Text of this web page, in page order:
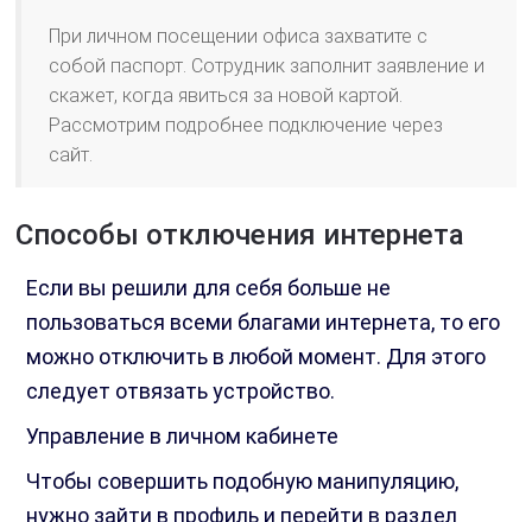
При личном посещении офиса захватите с
собой паспорт. Сотрудник заполнит заявление и
скажет, когда явиться за новой картой.
Рассмотрим подробнее подключение через
сайт.
Способы отключения интернета
Если вы решили для себя больше не
пользоваться всеми благами интернета, то его
можно отключить в любой момент. Для этого
следует отвязать устройство.
Управление в личном кабинете
Чтобы совершить подобную манипуляцию,
нужно зайти в профиль и перейти в раздел